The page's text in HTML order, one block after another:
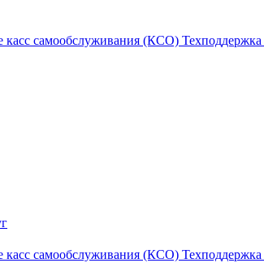
касс самообслуживания (КСО) Техподдержка
касс самообслуживания (КСО) Техподдержка